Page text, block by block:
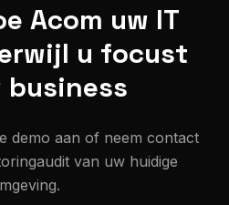
Acom uw IT
u focust
business
demo aan of neem contact
van uw huidige